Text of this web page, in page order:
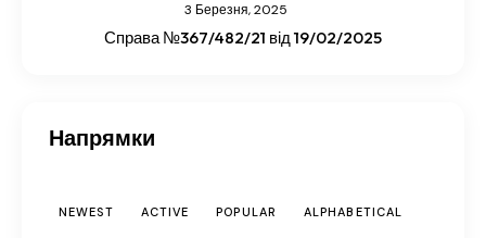
3 Березня, 2025
Справа №367/482/21 від 19/02/2025
Напрямки
NEWEST ACTIVE POPULAR ALPHABETICAL